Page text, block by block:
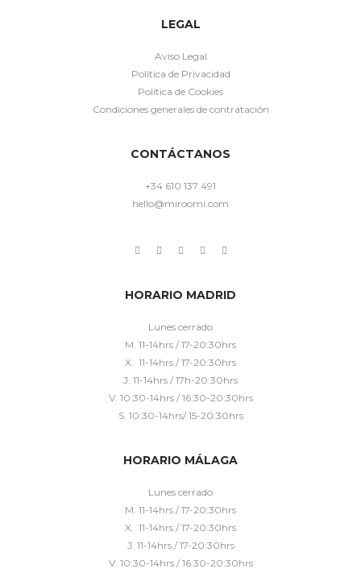
LEGAL
Aviso Legal
Política de Privacidad
Política de Cookies
Condiciones generales de contratación
CONTÁCTANOS
+34 610 137 491
hello@miroomi.com
HORARIO MADRID
Lunes cerrado
M. 11-14hrs / 17-20:30hrs
X. 11-14hrs / 17-20:30hrs
J. 11-14hrs / 17h-20:30hrs
V. 10:30-14hrs / 16:30-20:30hrs
S. 10:30-14hrs/ 15-20:30hrs
HORARIO MÁLAGA
Lunes cerrado
M. 11-14hrs / 17-20:30hrs
X. 11-14hrs / 17-20:30hrs
J. 11-14hrs / 17-20:30hrs
V. 10:30-14hrs / 16:30-20:30hrs